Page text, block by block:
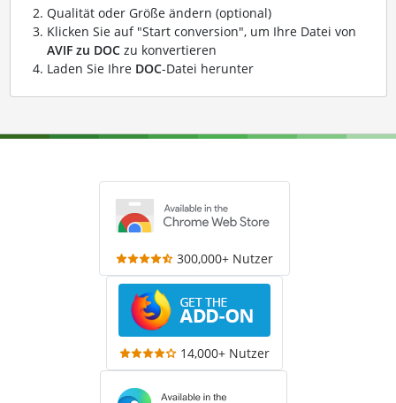
Qualität oder Größe ändern (optional)
Klicken Sie auf "Start conversion", um Ihre Datei von
AVIF zu DOCzu konvertieren
Laden Sie Ihre DOC-Datei herunter
300,000+ Nutzer
14,000+ Nutzer